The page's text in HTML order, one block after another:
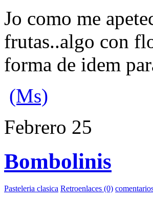
Jo como me
frutas..algo con
forma de idem
(Ms)
Febrero 25
Bombolinis
Pasteleria clasica Retroenlaces (0)